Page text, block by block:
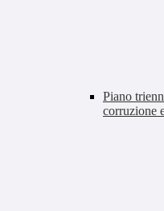
Piano
corruzione